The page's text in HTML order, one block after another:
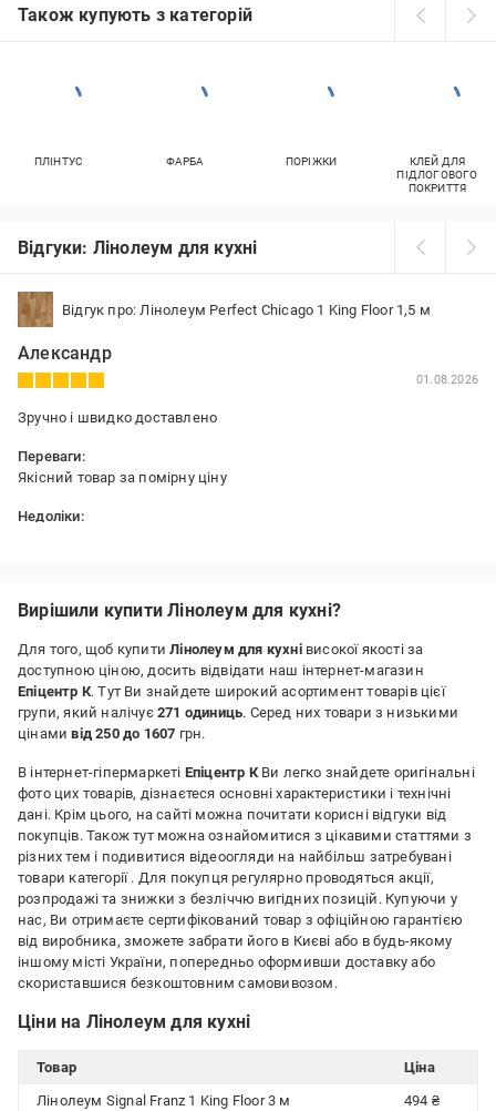
Також купують з категорій
ПЛІНТУС ФАРБА ПОРІЖКИ
КЛЕЙ ДЛЯ
ПІДЛОГОВОГО
ПОКРИТТЯ
Відгуки: Лінолеум для кухні
Відгук про: Лінолеум Perfect Chicago 1 King Floor 1,5 м
Александр
01.08.2026
Зручно і швидко доставлено
Переваги:
Якісний товар за помірну ціну
Недоліки:
Вирішили купити Лінолеум для кухні?
Для того, щоб купитиЛінолеум для кухнівисокої якості за
доступною ціною, досить відвідати наш інтернет-магазин
Епіцентр К. Тут Ви знайдете широкий асортимент товарів цієї
групи, який налічує 271 одиниць. Серед них товари з низькими
цінамивід 250 до 1607 грн.
В інтернет-гіпермаркеті Епіцентр КВи легко знайдете оригінальні
фото цих товарів, дізнаєтеся основні характеристики і технічні
дані. Крім цього, на сайті можна почитати корисні відгуки від
покупців. Також тут можна ознайомитися з цікавими статтями з
різних тем і подивитися відеоогляди на найбільш затребувані
товари категорії . Для покупця регулярно проводяться акції,
розпродажі та знижки з безліччю вигідних позицій. Купуючи у
нас, Ви отримаєте сертифікований товар з офіційною гарантією
від виробника, зможете забрати його в Києві або в будь-якому
іншому місті України, попередньо оформивши доставку або
скориставшися безкоштовним самовивозом.
Ціни на Лінолеум для кухні
Товар
Ціна
Лінолеум Signal Franz 1 King Floor 3 м
494 ₴